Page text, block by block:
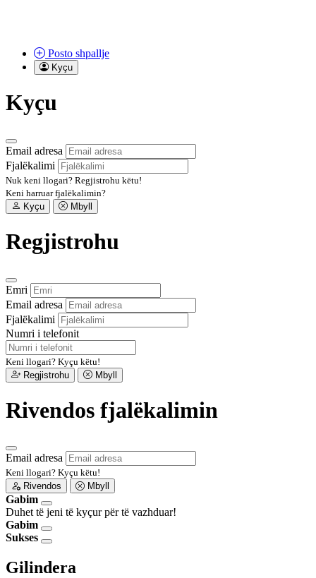
Posto shpallje
Kyçu
Kyçu
Email adresa
Fjalëkalimi
Nuk keni llogari? Regjistrohu këtu!
Keni harruar fjalëkalimin?
Kyçu
Mbyll
Regjistrohu
Emri
Email adresa
Fjalëkalimi
Numri i telefonit
Keni llogari? Kyçu këtu!
Regjistrohu
Mbyll
Rivendos fjalëkalimin
Email adresa
Keni llogari? Kyçu këtu!
Rivendos
Mbyll
Gabim
Duhet të jeni të kyçur për të vazhduar!
Gabim
Sukses
Gilindera